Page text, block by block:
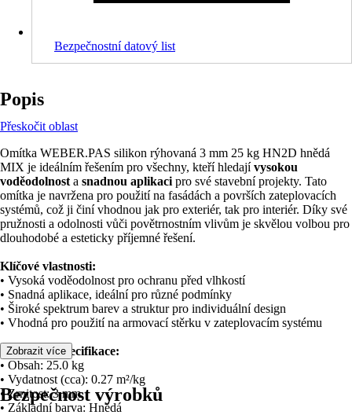
Bezpečnostní datový list
Popis
Přeskočit oblast
Omítka WEBER.PAS silikon rýhovaná 3 mm 25 kg HN2D hnědá
MIX je ideálním řešením pro všechny, kteří hledajívysokou
voděodolnost a snadnou aplikaci pro své stavební projekty. Tato
omítka je navržena pro použití na fasádách a površích zateplovacích
systémů, což ji činí vhodnou jak pro exteriér, tak pro interiér. Díky své
pružnosti a odolnosti vůči povětrnostním vlivům je skvělou volbou pro
dlouhodobé a esteticky příjemné řešení.
Klíčové vlastnosti:
• Vysoká voděodolnost pro ochranu před vlhkostí
• Snadná aplikace, ideální pro různé podmínky
• Široké spektrum barev a struktur pro individuální design
• Vhodná pro použití na armovací stěrku v zateplovacím systému
Technická specifikace:
• Obsah: 25.0 kg
• Vydatnost (cca): 0.27 m²/kg
• Zrnitost: 3 mm
• Základní barva: Hnědá
Zobrazit více
Bezpečnost výrobků